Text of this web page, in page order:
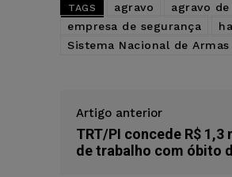
TAGS agravo agravo
empresa de segurança
Sistema Nacional de
Artigo anterior
TRT/PI concede R$
de trabalho com óbito